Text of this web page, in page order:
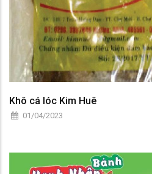
Khô cá lóc Kim Huê
01/04/2023